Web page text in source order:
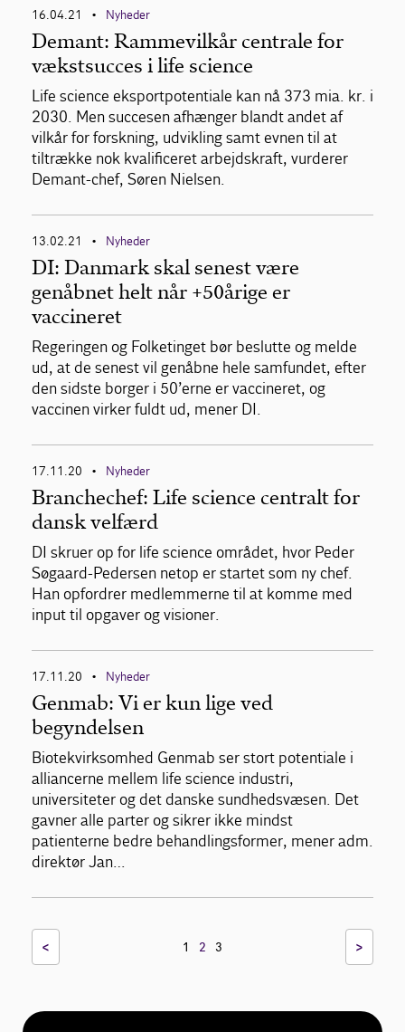
16.04.21 • Nyheder
Demant: Rammevilkår centrale for
vækstsucces i life science
Life science eksportpotentiale kan nå 373 mia. kr. i
2030. Men succesen afhænger blandt andet af
vilkår for forskning, udvikling samt evnen til at
tiltrække nok kvalificeret arbejdskraft, vurderer
Demant-chef, Søren Nielsen.
13.02.21 • Nyheder
DI: Danmark skal senest være
genåbnet helt når +50årige er
vaccineret
Regeringen og Folketinget bør beslutte og melde
ud, at de senest vil genåbne hele samfundet, efter
den sidste borger i 50’erne er vaccineret, og
vaccinen virker fuldt ud, mener DI.
17.11.20 • Nyheder
Branchechef: Life science centralt for
dansk velfærd
DI skruer op for life science området, hvor Peder
Søgaard-Pedersen netop er startet som ny chef.
Han opfordrer medlemmerne til at komme med
input til opgaver og visioner.
17.11.20 • Nyheder
Genmab: Vi er kun lige ved
begyndelsen
Biotekvirksomhed Genmab ser stort potentiale i
alliancerne mellem life science industri,
universiteter og det danske sundhedsvæsen. Det
gavner alle parter og sikrer ikke mindst
patienterne bedre behandlingsformer, mener adm.
direktør Jan…
< 1 2 3 >